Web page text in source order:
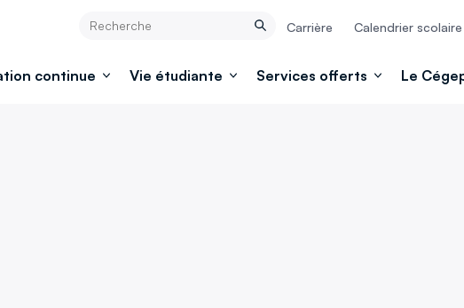
Rechercher
RechercherCarrière Calendrier scolaire
continue Vie étudiante Services offerts Le